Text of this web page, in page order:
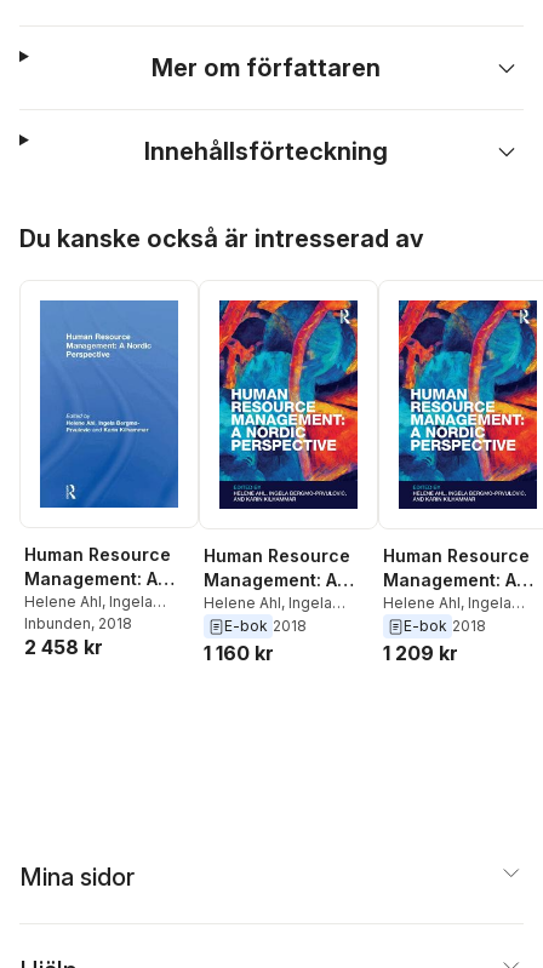
Mer om författaren
Innehållsförteckning
Du kanske också är intresserad av
Human Resource
Management: A
Nordic Perspective
Helene Ahl, Ingela
Bergmo-Prvulovic
Karin Kilhammar
Inbunden, 2018
2 458 kr
Human Resource
Management: A
Nordic Perspective
Helene Ahl, Ingela
Bergmo-Prvulovic
Karin Kilhammar
E-bok 2018
1 160 kr
Human Resource
Management: A
Nordic
Helene Ahl, Ingela
Bergmo-Prvulovic
Karin Kilhammar
E-bok 2018
1 209 kr
Mina sidor